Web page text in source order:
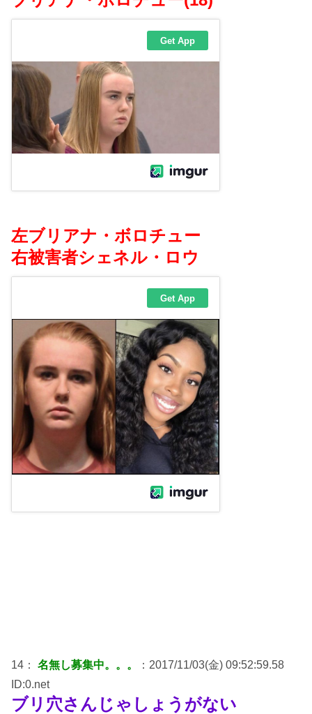
左ブリアナ・ボロチュー
右被害者シェネル・ロウ
14： 名無し募集中。。。
：2017/11/03(金) 09:52:59.58
ID:0.net
ブリ穴さんじゃしょうがない